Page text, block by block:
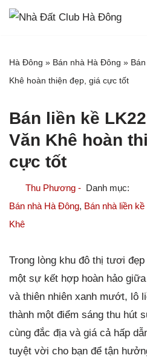
Hà Đông » Bán nhà Hà Đông »
Khê hoàn thiện đẹp, giá cực tốt
Bán liền kề
Văn Khê hoàn
cực tốt
Thu Phương -
Bán nhà Hà Đông, Bán nhà liền
Khê
Trong lòng khu đô thị tươi
một sự kết hợp hoàn hảo
và thiên nhiên xanh mướt, lô
thành một điểm sáng thu hút
cùng đắc địa và giá cả hấp
tuyệt vời cho bạn để tận